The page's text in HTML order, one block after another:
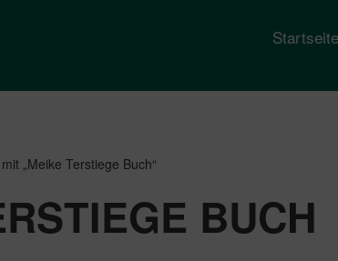
Startseite
„Meike Terstiege Buch“
BUCH